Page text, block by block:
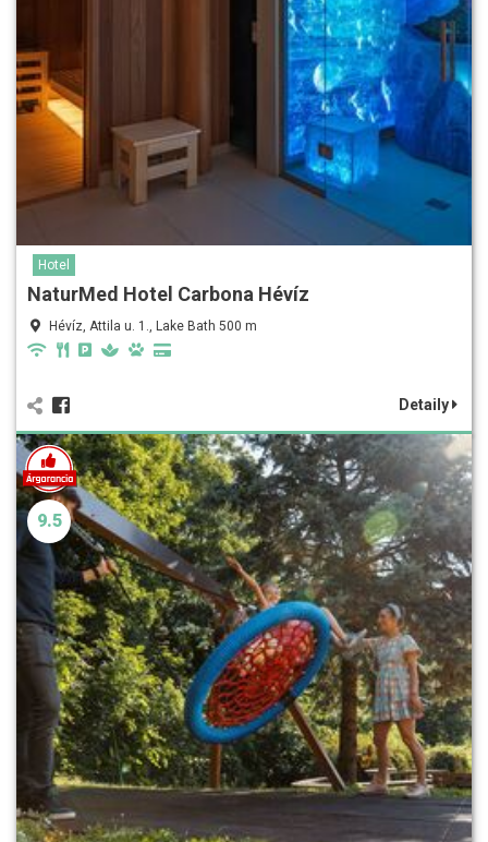
Hotel
NaturMed Hotel Carbona Hévíz
Hévíz, Attila u. 1., Lake Bath 500 m
Detaily
9.5